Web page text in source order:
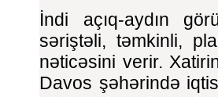
İndi açıq-aydın
səriştəli, təmkinli,
nəticəsini verir.
Davos şəhərində